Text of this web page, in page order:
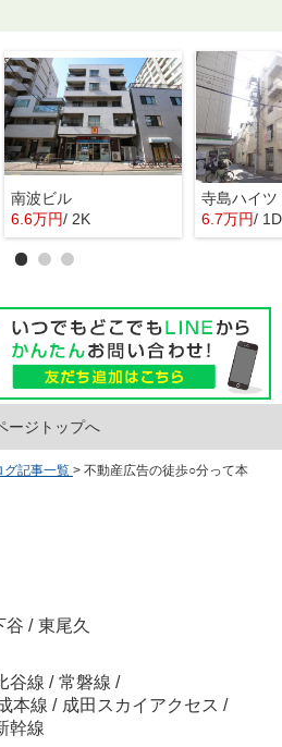
南波ビル
6.6万円/ 2K
寺島ハイツ
6.7万円/
ージトップへ
グ記事一覧 > 不動産広告の徒歩○分って本
谷 / 東尾久
谷線 / 常磐線 /
本線 / 成田スカイアクセス /
幹線